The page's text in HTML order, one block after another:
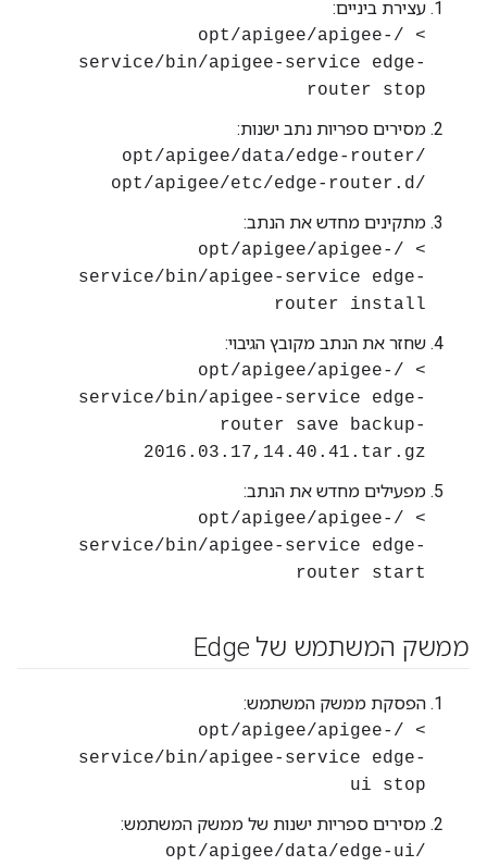
עצירת ביניים:
> /opt/apigee/apigee-
service/bin/apigee-service edge-
router stop
מסירים ספריות נתב ישנות:
/opt/apigee/data/edge-router
/opt/apigee/etc/edge-router.d
מתקינים מחדש את הנתב:
> /opt/apigee/apigee-
service/bin/apigee-service edge-
router install
שחזר את הנתב מקובץ הגיבוי:
> /opt/apigee/apigee-
service/bin/apigee-service edge-
router save backup-
2016.03.17,14.40.41.tar.gz
מפעילים מחדש את הנתב:
> /opt/apigee/apigee-
service/bin/apigee-service edge-
router start
ממשק המשתמש של Edge
הפסקת ממשק המשתמש:
> /opt/apigee/apigee-
service/bin/apigee-service edge-
ui stop
מסירים ספריות ישנות של ממשק המשתמש:
/opt/apigee/data/edge-ui